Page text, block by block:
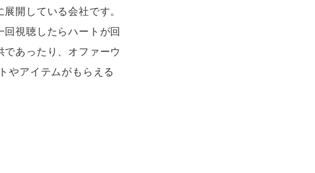
開している会社です。
視聴したらハートが回
あったり、オファーウ
やアイテムがもらえる